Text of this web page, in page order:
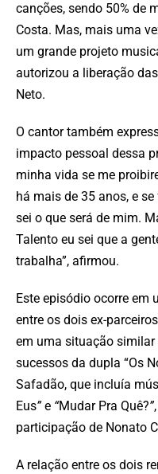
canções, sendo 50% de
Costa. Mas, mais uma
um grande projeto
autorizou a liberação
Neto.
O cantor também
impacto pessoal dessa
minha vida se me
há mais de 35 anos, e
sei o que será de mim.
Talento eu sei que a
trabalha”, afirmou.
Este episódio ocorre em
entre os dois ex-
em uma situação
sucessos da dupla “Os
Safadão, que incluía
Eus”e “Mudar Pra Quê?”
participação de Nonato
A relação entre os dois